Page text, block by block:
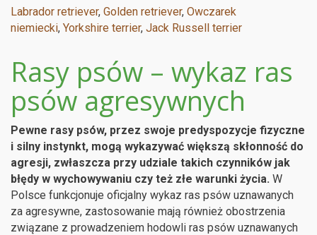
Labrador retriever, Golden retriever, Owczarek
niemiecki, Yorkshire terrier, Jack Russell terrier
Rasy psów – wykaz ras
psów agresywnych
Pewne rasy psów, przez swoje predyspozycje fizyczne
i silny instynkt, mogą wykazywać większą skłonność do
agresji, zwłaszcza przy udziale takich czynników jak
błędy w wychowywaniu czy też złe warunki życia. W
Polsce funkcjonuje oficjalny wykaz ras psów uznawanych
za agresywne, zastosowanie mają również obostrzenia
związane z prowadzeniem hodowli ras psów uznawanych